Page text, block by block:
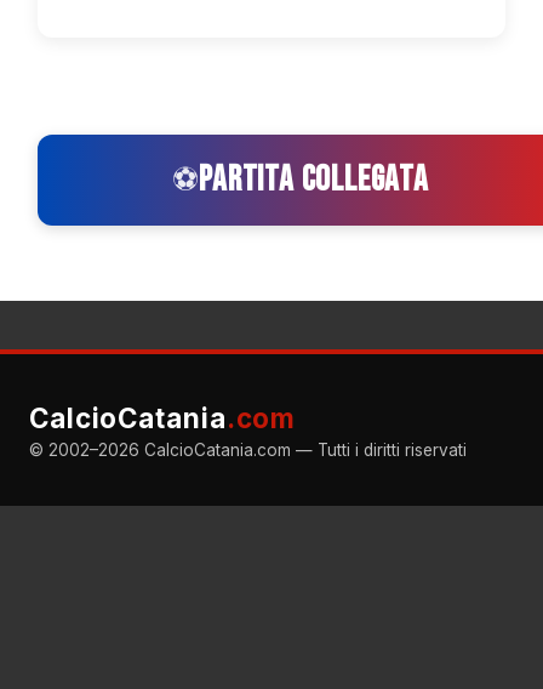
⚽PARTITA COLLEGATA
CalcioCatania.com
© 2002–2026 CalcioCatania.com — Tutti i diritti riservati